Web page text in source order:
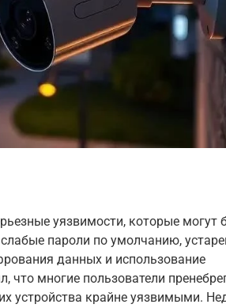
уязвимости, которые могут
пароли по умолчанию,
данных и использование
что многие пользователи
устройства крайне уязвимыми.